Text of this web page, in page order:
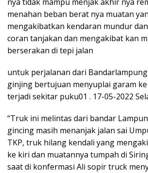
nya tidak mampu menjak akhir nya
menahan beban berat nya muatan
mengakibatkan kendaran mundur
coran tanjakan dan mengakibat kan
berserakan di tepi jalan
untuk perjalanan dari
ginjing bertujuan menyuplai garam
terjadi sekitar puku01 . 17-05-2022
“Truk ini melintas dari bandar
gincing masih menanjak jalan sai
TKP, truk hilang kendali yang
ke kiri dan muatannya tumpah di
saat di konfermasi Ali sopir truck